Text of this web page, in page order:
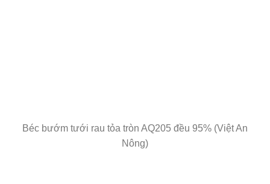
Béc bướm tưới rau tỏa tròn AQ205 đều 95% (Việt An
Nông)